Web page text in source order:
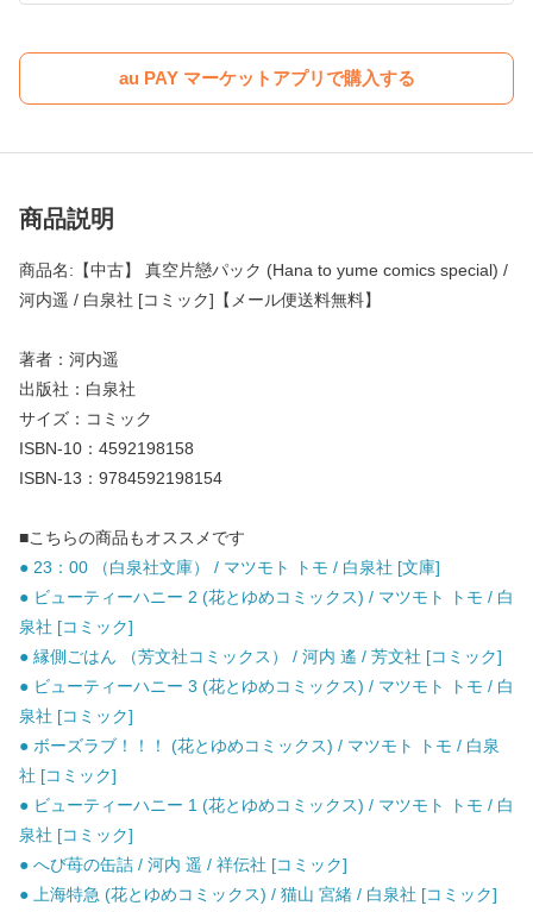
au PAY マーケットアプリで購入する
商品説明
商品名:【中古】 真空片戀パック (Hana to yume comics special) /
河内遥 / 白泉社 [コミック]【メール便送料無料】
著者：河内遥
出版社：白泉社
サイズ：コミック
ISBN-10：4592198158
ISBN-13：9784592198154
■こちらの商品もオススメです
● 23：00 （白泉社文庫） / マツモト トモ / 白泉社 [文庫]
● ビューティーハニー 2 (花とゆめコミックス) / マツモト トモ / 白
泉社 [コミック]
● 縁側ごはん （芳文社コミックス） / 河内 遙 / 芳文社 [コミック]
● ビューティーハニー 3 (花とゆめコミックス) / マツモト トモ / 白
泉社 [コミック]
● ボーズラブ！！！ (花とゆめコミックス) / マツモト トモ / 白泉
社 [コミック]
● ビューティーハニー 1 (花とゆめコミックス) / マツモト トモ / 白
泉社 [コミック]
● へび苺の缶詰 / 河内 遥 / 祥伝社 [コミック]
● 上海特急 (花とゆめコミックス) / 猫山 宮緒 / 白泉社 [コミック]